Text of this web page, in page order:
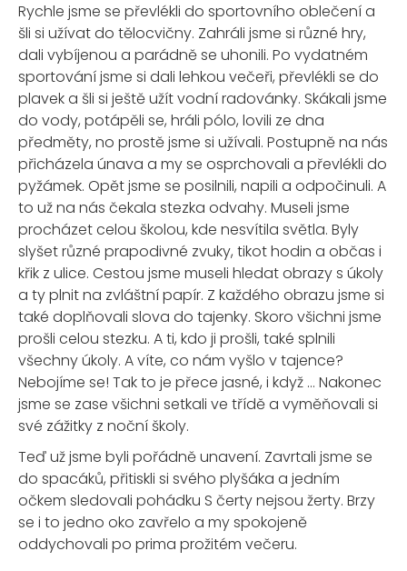
Rychle jsme se převlékli do sportovního oblečení a
šli si užívat do tělocvičny. Zahráli jsme si různé hry,
dali vybíjenou a parádně se uhonili. Po vydatném
sportování jsme si dali lehkou večeři, převlékli se do
plavek a šli si ještě užít vodní radovánky. Skákali jsme
do vody, potápěli se, hráli pólo, lovili ze dna
předměty, no prostě jsme si užívali. Postupně na nás
přicházela únava a my se osprchovali a převlékli do
pyžámek. Opět jsme se posilnili, napili a odpočinuli. A
to už na nás čekala stezka odvahy. Museli jsme
procházet celou školou, kde nesvítila světla. Byly
slyšet různé prapodivné zvuky, tikot hodin a občas i
křik z ulice. Cestou jsme museli hledat obrazy s úkoly
a ty plnit na zvláštní papír. Z každého obrazu jsme si
také doplňovali slova do tajenky. Skoro všichni jsme
prošli celou stezku. A ti, kdo ji prošli, také splnili
všechny úkoly. A víte, co nám vyšlo v tajence?
Nebojíme se! Tak to je přece jasné, i když … Nakonec
jsme se zase všichni setkali ve třídě a vyměňovali si
své zážitky z noční školy.
Teď už jsme byli pořádně unavení. Zavrtali jsme se
do spacáků, přitiskli si svého plyšáka a jedním
očkem sledovali pohádku S čerty nejsou žerty. Brzy
se i to jedno oko zavřelo a my spokojeně
oddychovali po prima prožitém večeru.